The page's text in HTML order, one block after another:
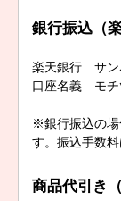
銀行振込（
楽天銀行 サン
口座名義 モチ
※銀行振込の場
す。振込手数料
商品代引き